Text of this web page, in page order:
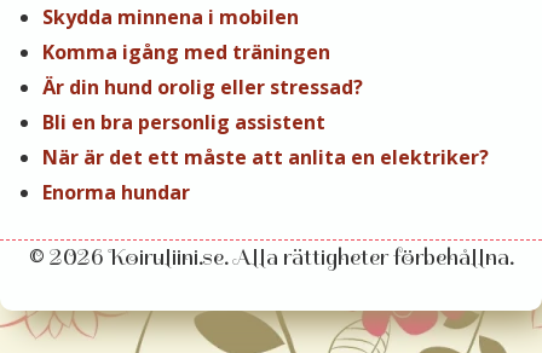
Skydda minnena i mobilen
Komma igång med träningen
Är din hund orolig eller stressad?
Bli en bra personlig assistent
När är det ett måste att anlita en elektriker?
Enorma hundar
© 2026 Koiruliini.se. Alla rättigheter förbehållna.